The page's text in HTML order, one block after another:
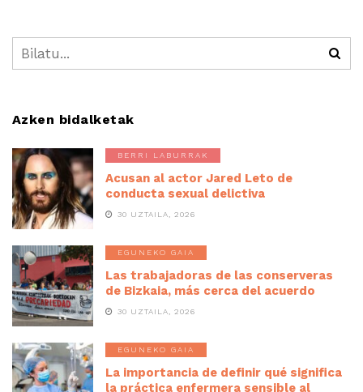
Azken bidalketak
BERRI LABURRAK
Acusan al actor Jared Leto de
conducta sexual delictiva
30 UZTAILA, 2026
EGUNEKO GAIA
Las trabajadoras de las conserveras
de Bizkaia, más cerca del acuerdo
30 UZTAILA, 2026
EGUNEKO GAIA
La importancia de definir qué significa
la práctica enfermera sensible al